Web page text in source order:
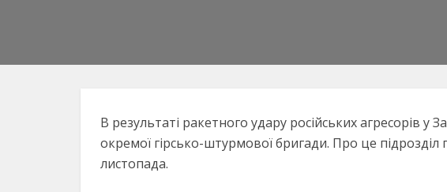
В результаті ракетного удару російських агресорів у
окремої гірсько-штурмової бригади. Про це
листопада.